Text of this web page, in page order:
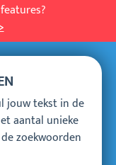
jouw tekst in de
aantal unieke
zoekwoorden